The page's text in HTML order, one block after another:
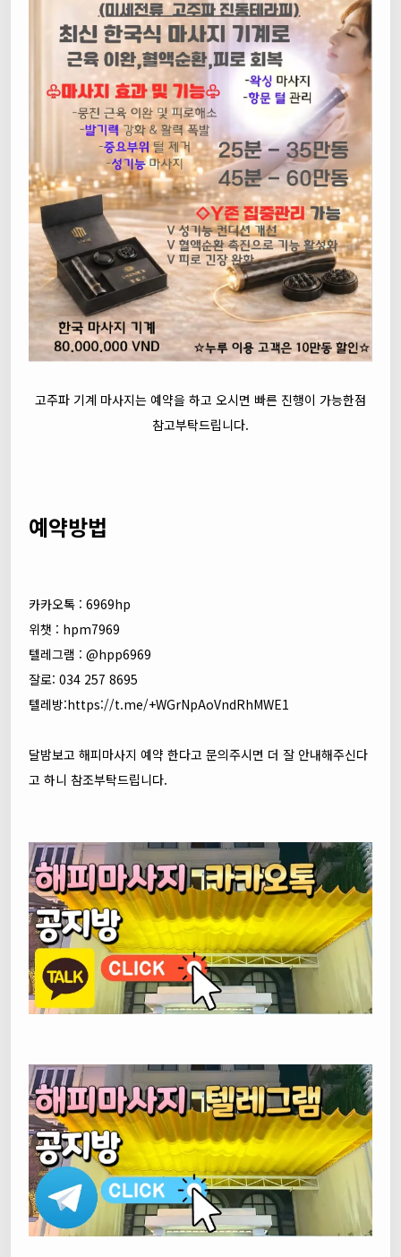
고주파 기계 마사지는 예약을 하고 오시면 빠른 진행이 가능한점
참고부탁드립니다.
예약방법
카카오톡 : 6969hp
위챗 : hpm7969
텔레그램 : @hpp6969
잘로: 034 257 8695
텔레방:https://t.me/+WGrNpAoVndRhMWE1
달밤보고 해피마사지 예약 한다고 문의주시면 더 잘 안내해주신다
고 하니 참조부탁드립니다.